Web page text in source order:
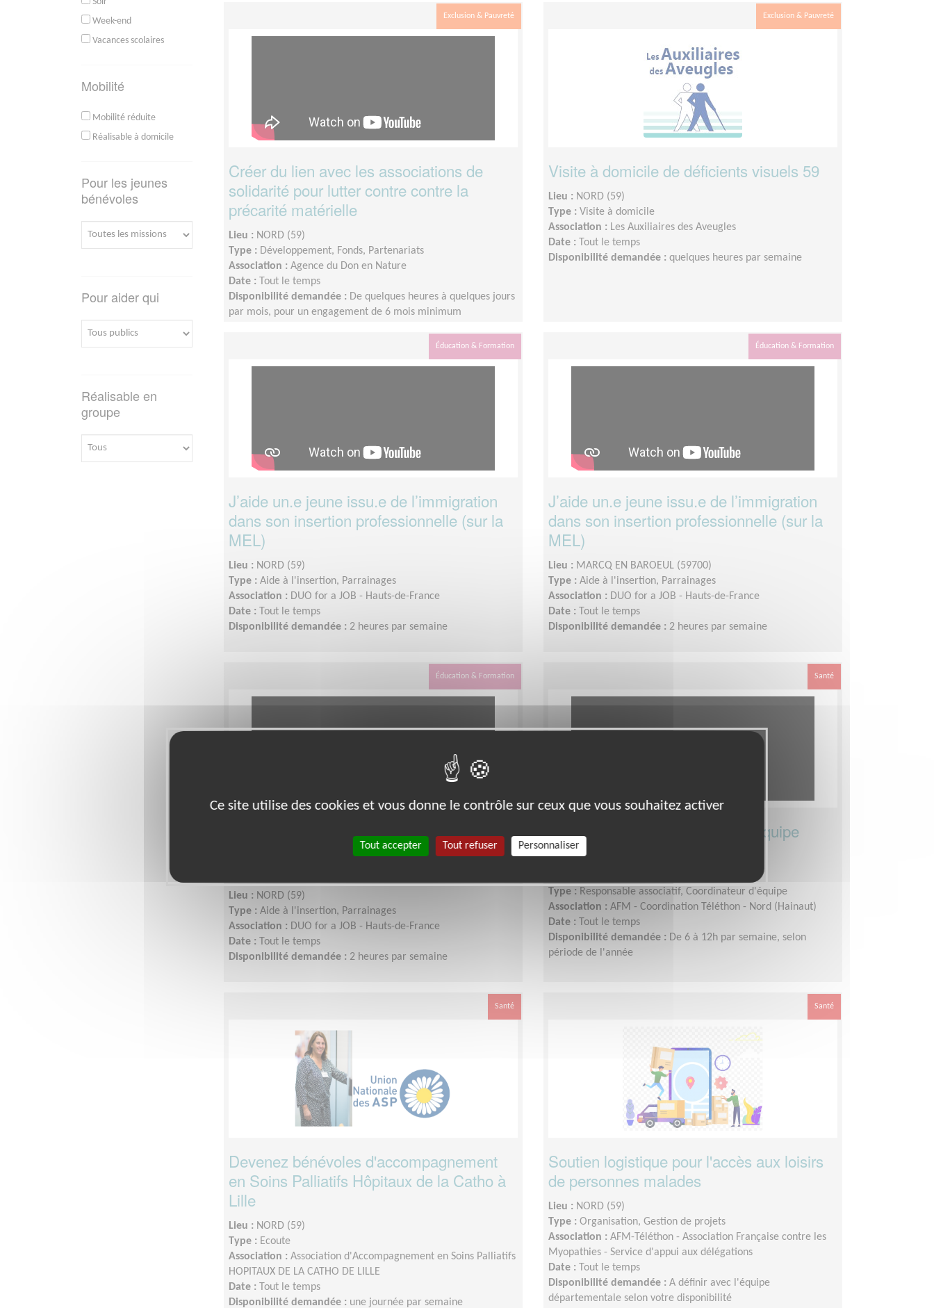
Week-end
Vacances scolaires
Mobilité
Mobilité réduite
Réalisable à domicile
Pour les jeunes
bénévoles
Pour aider qui
Réalisable en
groupe
Exclusion & Pauvreté
Créer du lien avec les associations de
solidarité pour lutter contre contre la
précarité matérielle
Lieu : NORD (59)
Type : Développement, Fonds, Partenariats
Association : Agence du Don en Nature
Date :
Tout le temps
Disponibilité demandée : De quelques heures à quelques jours
par mois, pour un engagement de 6 mois minimum
Exclusion & Pauvreté
Visite à domicile de déficients visuels 59
Lieu : NORD (59)
Type : Visite à domicile
Association : Les Auxiliaires des Aveugles
Date :
Tout le temps
Disponibilité demandée : quelques heures par semaine
Éducation & Formation
J’aide un.e jeune issu.e de l’immigration
dans son insertion professionnelle (sur la
MEL)
Lieu : NORD (59)
Type : Aide à l'insertion, Parrainages
Association : DUO for a JOB - Hauts-de-France
Date :
Tout le temps
Disponibilité demandée : 2 heures par semaine
Éducation & Formation
J’aide un.e jeune issu.e de l’immigration
dans son insertion professionnelle (sur la
MEL)
Lieu : MARCQ EN BAROEUL (59700)
Type : Aide à l'insertion, Parrainages
Association : DUO for a JOB - Hauts-de-France
Date :
Tout le temps
Disponibilité demandée : 2 heures par semaine
Éducation & Formation
J’aide un.e jeune issu.e de l’immigration
dans son insertion professionnelle (sur la
Lieu : NORD (59)
Type : Aide à l'insertion, Parrainages
Association : DUO for a JOB - Hauts-de-France
Date :
Tout le temps
Disponibilité demandée : 2 heures par semaine
Santé
Responsable départemental d’équipe
bénévole Téléthon
Type : Responsable associatif, Coordinateur d'équipe
Association : AFM - Coordination Téléthon - Nord (Hainaut)
Date :
Tout le temps
Disponibilité demandée : De 6 à 12h par semaine, selon
période de l'année
Santé
Devenez bénévoles d'accompagnement
en Soins Palliatifs Hôpitaux de la Catho à
Lille
Lieu : NORD (59)
Type : Ecoute
Association : Association d'Accompagnement en Soins Palliatifs
HOPITAUX DE LA CATHO DE LILLE
Date :
Tout le temps
Disponibilité demandée : une journée par semaine
Santé
Soutien logistique pour l'accès aux loisirs
de personnes malades
Lieu : NORD (59)
Type : Organisation, Gestion de projets
Association : AFM-Téléthon - Association Française contre les
Myopathies - Service d'appui aux délégations
Date :
Tout le temps
Disponibilité demandée : A définir avec l'équipe
départementale selon votre disponibilité
Ce site utilise des cookies et vous donne le contrôle sur ceux que vous souhaitez activer
Tout accepter Tout refuser Personnaliser